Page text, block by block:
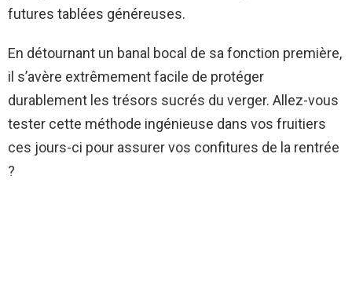
futures tablées généreuses.
En détournant un banal bocal de sa fonction première,
il s’avère extrêmement facile de protéger
durablement les trésors sucrés du verger. Allez-vous
tester cette méthode ingénieuse dans vos fruitiers
ces jours-ci pour assurer vos confitures de la rentrée
?